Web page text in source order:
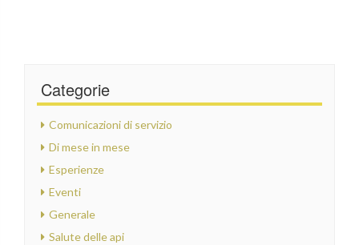
Categorie
Comunicazioni di servizio
Di mese in mese
Esperienze
Eventi
Generale
Salute delle api